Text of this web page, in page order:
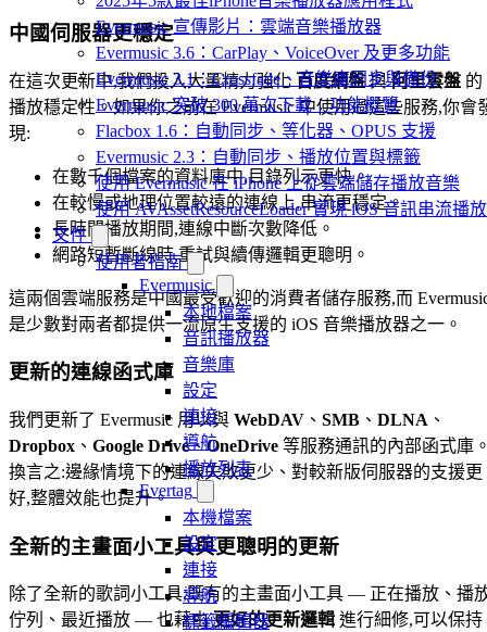
Evermusic 宣傳影片：雲端音樂播放器
Evermusic 3.6：CarPlay、VoiceOver 及更多功能
Evermusic 3.1：Crossfade、音樂庫同步與備份
Evermusic 突破 300 萬次下載：功能概覽
Flacbox 1.6：自動同步、等化器、OPUS 支援
Evermusic 2.3：自動同步、播放位置與標籤
使用 Evermusic 在 iPhone 上從雲端儲存播放音樂
使用 AVAssetResourceLoader 實現 iOS 音訊串流播放
文件
使用者指南
Evermusic
本地檔案
音訊播放器
音樂庫
設定
連接
導航
播放列表
Evertag
本機檔案
設定
連接
導航
標籤編輯器
中國伺服器更穩定
在這次更新中,我們投入大量精力強化 百度網盤與阿里雲盤 的
播放穩定性。如果你之前在 Evermusic 中使用過這些服務,你會
現:
在數千個檔案的資料庫中,目錄列示更快。
在較慢或地理位置較遠的連線上,串流更穩定。
長時間播放期間,連線中斷次數降低。
網路短暫斷線時,重試與續傳邏輯更聰明。
這兩個雲端服務是中國最受歡迎的消費者儲存服務,而
是少數對兩者都提供一流原生支援的 iOS 音樂播放器之一。
更新的連線函式庫
我們更新了 Evermusic 用以與 WebDAV 、 SMB 、 DLNA 、
Dropbox 、 Google Drive、OneDrive 等服務通訊的內部函式庫
換言之:邊緣情境下的連線失敗更少、對較新版伺服器的支援更
好,整體效能也提升。
全新的主畫面小工具與更聰明的更新
除了全新的歌詞小工具,既有的主畫面小工具 — 正在播放、播
佇列、最近播放 — 也藉由更好的更新邏輯 進行細修,可以保持